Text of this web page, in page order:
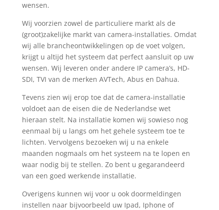
wensen.
Wij voorzien zowel de particuliere markt als de
(groot)zakelijke markt van camera-installaties. Omdat
wij alle brancheontwikkelingen op de voet volgen,
krijgt u altijd het systeem dat perfect aansluit op uw
wensen. Wij leveren onder andere IP camera’s, HD-
SDI, TVI van de merken AVTech, Abus en Dahua.
Tevens zien wij erop toe dat de camera-installatie
voldoet aan de eisen die de Nederlandse wet
hieraan stelt. Na installatie komen wij sowieso nog
eenmaal bij u langs om het gehele systeem toe te
lichten. Vervolgens bezoeken wij u na enkele
maanden nogmaals om het systeem na te lopen en
waar nodig bij te stellen. Zo bent u gegarandeerd
van een goed werkende installatie.
Overigens kunnen wij voor u ook doormeldingen
instellen naar bijvoorbeeld uw Ipad, Iphone of